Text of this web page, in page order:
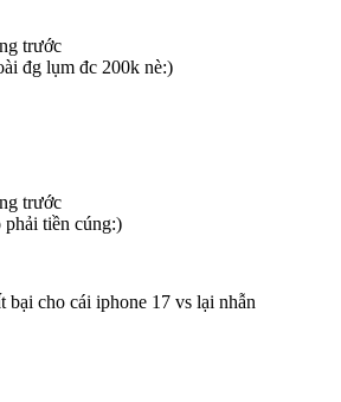
trước
đg lụm đc 200k nè:)
trước
tiền cúng:)
bại cho cái iphone 17 vs lại nhẫn